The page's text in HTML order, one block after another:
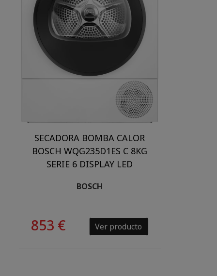
SECADORA BOMBA CALOR
BOSCH WQG235D1ES C 8KG
SERIE 6 DISPLAY LED
BOSCH
853 € Ver producto